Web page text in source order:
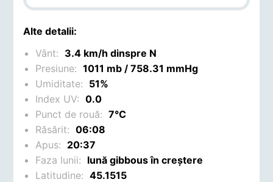
Alte detalii:
Vânt: 3.4 km/h dinspre N
Presiune:1011 mb / 758.31 mmHg
Umiditate: 51%
Index UV:0.0
Punct de rouă:7°C
Răsărit:06:08
Apus: 20:37
Faza lunii: lună gibbous în creștere
Latitudine:45.1515